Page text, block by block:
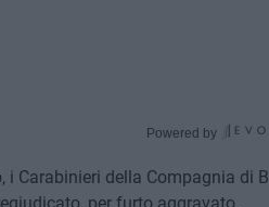
Powered by
i Carabinieri della Compagnia di